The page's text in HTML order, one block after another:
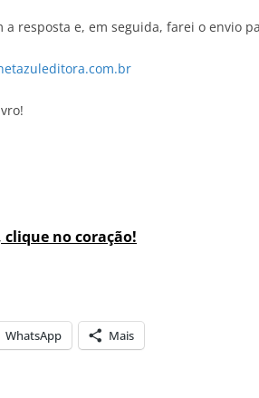
resposta e, em seguida, farei o envio
no coração!
WhatsApp Mais